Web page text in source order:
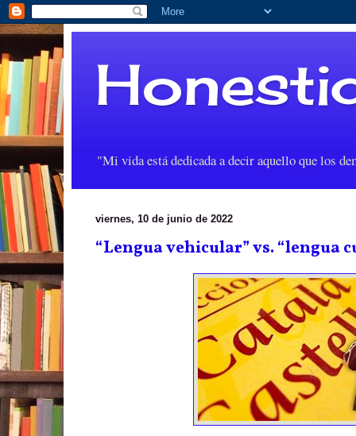
"Mi vida está dedicada a decir aquello que los
viernes, 10 de junio de 2022
“Lengua vehicular” vs. “lengua